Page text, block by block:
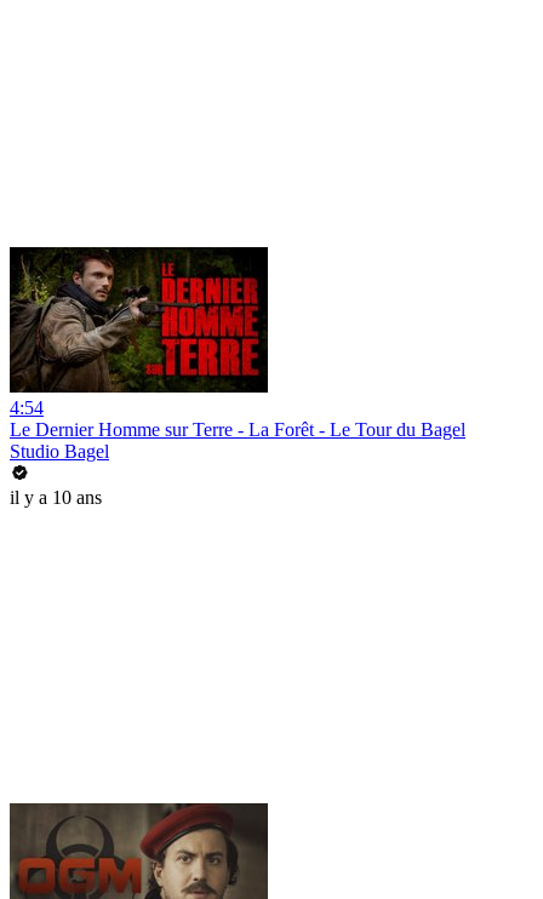
4:54
Le Dernier Homme sur Terre - La Forêt - Le Tour du Bagel
Studio Bagel
il y a 10 ans